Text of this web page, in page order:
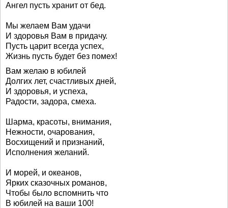
Ангел пусть хранит от бед.
Мы желаем Вам удачи
И здоровья Вам в придачу.
Пусть царит всегда успех,
Жизнь пусть будет без помех!
Вам желаю в юбилей
Долгих лет, счастливых дней,
И здоровья, и успеха,
Радости, задора, смеха.
Шарма, красоты, внимания,
Нежности, очарования,
Восхищений и признаний,
Исполнения желаний.
И морей, и океанов,
Ярких сказочных романов,
Чтобы было вспомнить что
В юбилей на ваши 100!